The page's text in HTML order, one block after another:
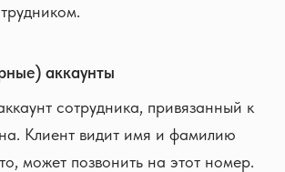
аккаунты
сотрудника, привязанный к
Клиент видит имя и фамилию
может позвонить на этот номер.